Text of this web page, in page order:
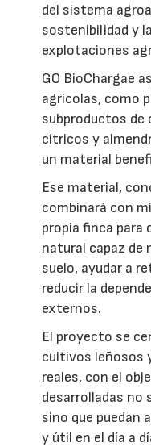
del sistema
sostenibilidad y
explotaciones
GO BioChargae
agrícolas, como
subproductos
cítricos y
un material
Ese material,
combinará con
propia finca para
natural capaz de
suelo, ayudar a
reducir la
externos.
El proyecto se
cultivos leñosos
reales, con el
desarrolladas no
sino que puedan
y útil en el día a